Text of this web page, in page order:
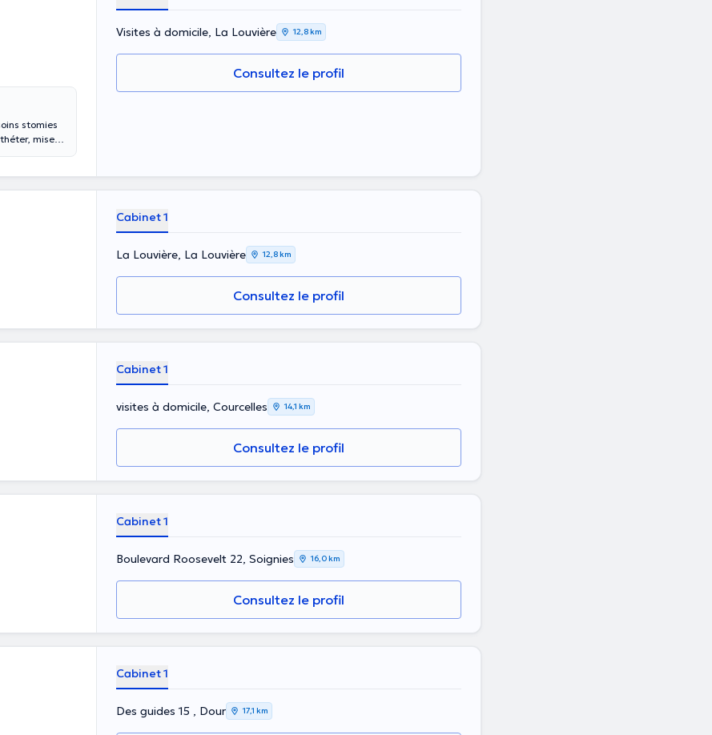
stomies
mise
Visites à domicile, La Louvière 12,8 km
Consultez le profil
Cabinet 1
La Louvière, La Louvière 12,8 km
Consultez le profil
Cabinet 1
visites à domicile, Courcelles 14,1 km
Consultez le profil
Cabinet 1
Boulevard Roosevelt 22, Soignies 16,0 km
Consultez le profil
Cabinet 1
Des guides 15 , Dour 17,1 km